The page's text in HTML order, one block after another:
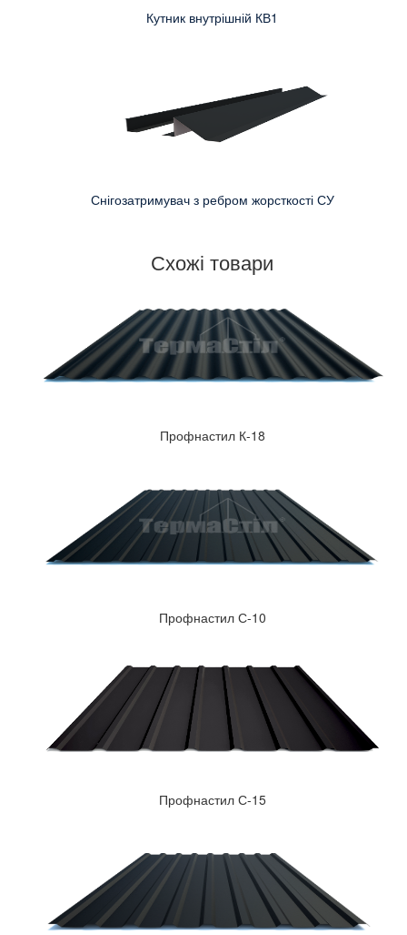
Кутник внутрішній КВ1
Снігозатримувач з ребром жорсткості СУ
Схожі товари
Профнастил К-18
Профнастил С-10
Профнастил С-15